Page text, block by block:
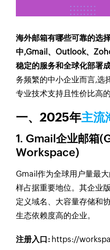
海外邮箱有哪些可靠的选
中,Gmail、Outlook、
稳定的服务和全球化部署
务频繁的中小企业而言,选
专业技术支持且性价比高
一、2025年主流
1. Gmail企业邮箱
Workspace)
Gmail作为全球用户量最
样占据重要地位。其企业
定义域名、大容量存储和
生态依赖度高的企业。
注册入口: https://